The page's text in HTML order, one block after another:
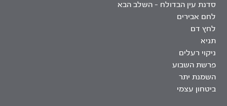
סדנת עין הבדולח – השלב הבא
לחם אבירים
לחץ דם
תניא
ניקוי רעלים
פרשת השבוע
השמנת יתר
ביטחון עצמי